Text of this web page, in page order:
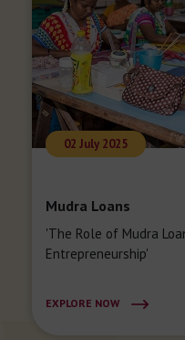
02 July 2025
Mudra Loans
'The Role of Mudra
Entrepreneurship'
EXPLORE NOW